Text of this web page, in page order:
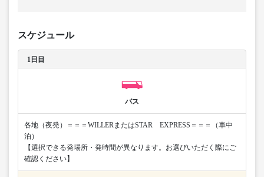
スケジュール
1日目
バス
各地（夜発）＝＝＝WILLERまたはSTAR EXPRESS＝＝＝（車中
泊）
【選択できる発場所・発時間が異なります。お選びいただく際にご
確認ください】